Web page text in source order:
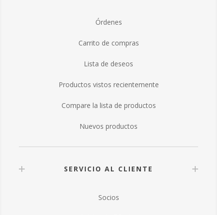
Órdenes
Carrito de compras
Lista de deseos
Productos vistos recientemente
Compare la lista de productos
Nuevos productos
SERVICIO AL CLIENTE
Socios